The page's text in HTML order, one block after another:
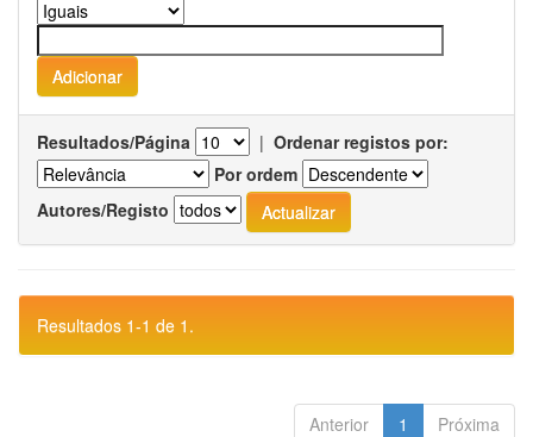
Resultados/Página | Ordenar registos por:
Por ordem
Autores/Registo
Resultados 1-1 de 1.
Anterior 1 Próxima